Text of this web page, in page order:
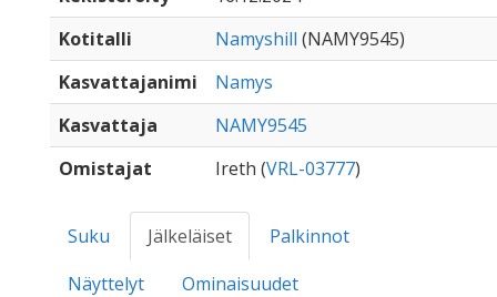
Kotitalli
Namyshill (NAMY9545)
Kasvattajanimi
Namys
Kasvattaja
NAMY9545
Omistajat
Ireth (VRL-03777)
Suku Jälkeläiset
Palkinnot
Näyttelyt
Ominaisuudet